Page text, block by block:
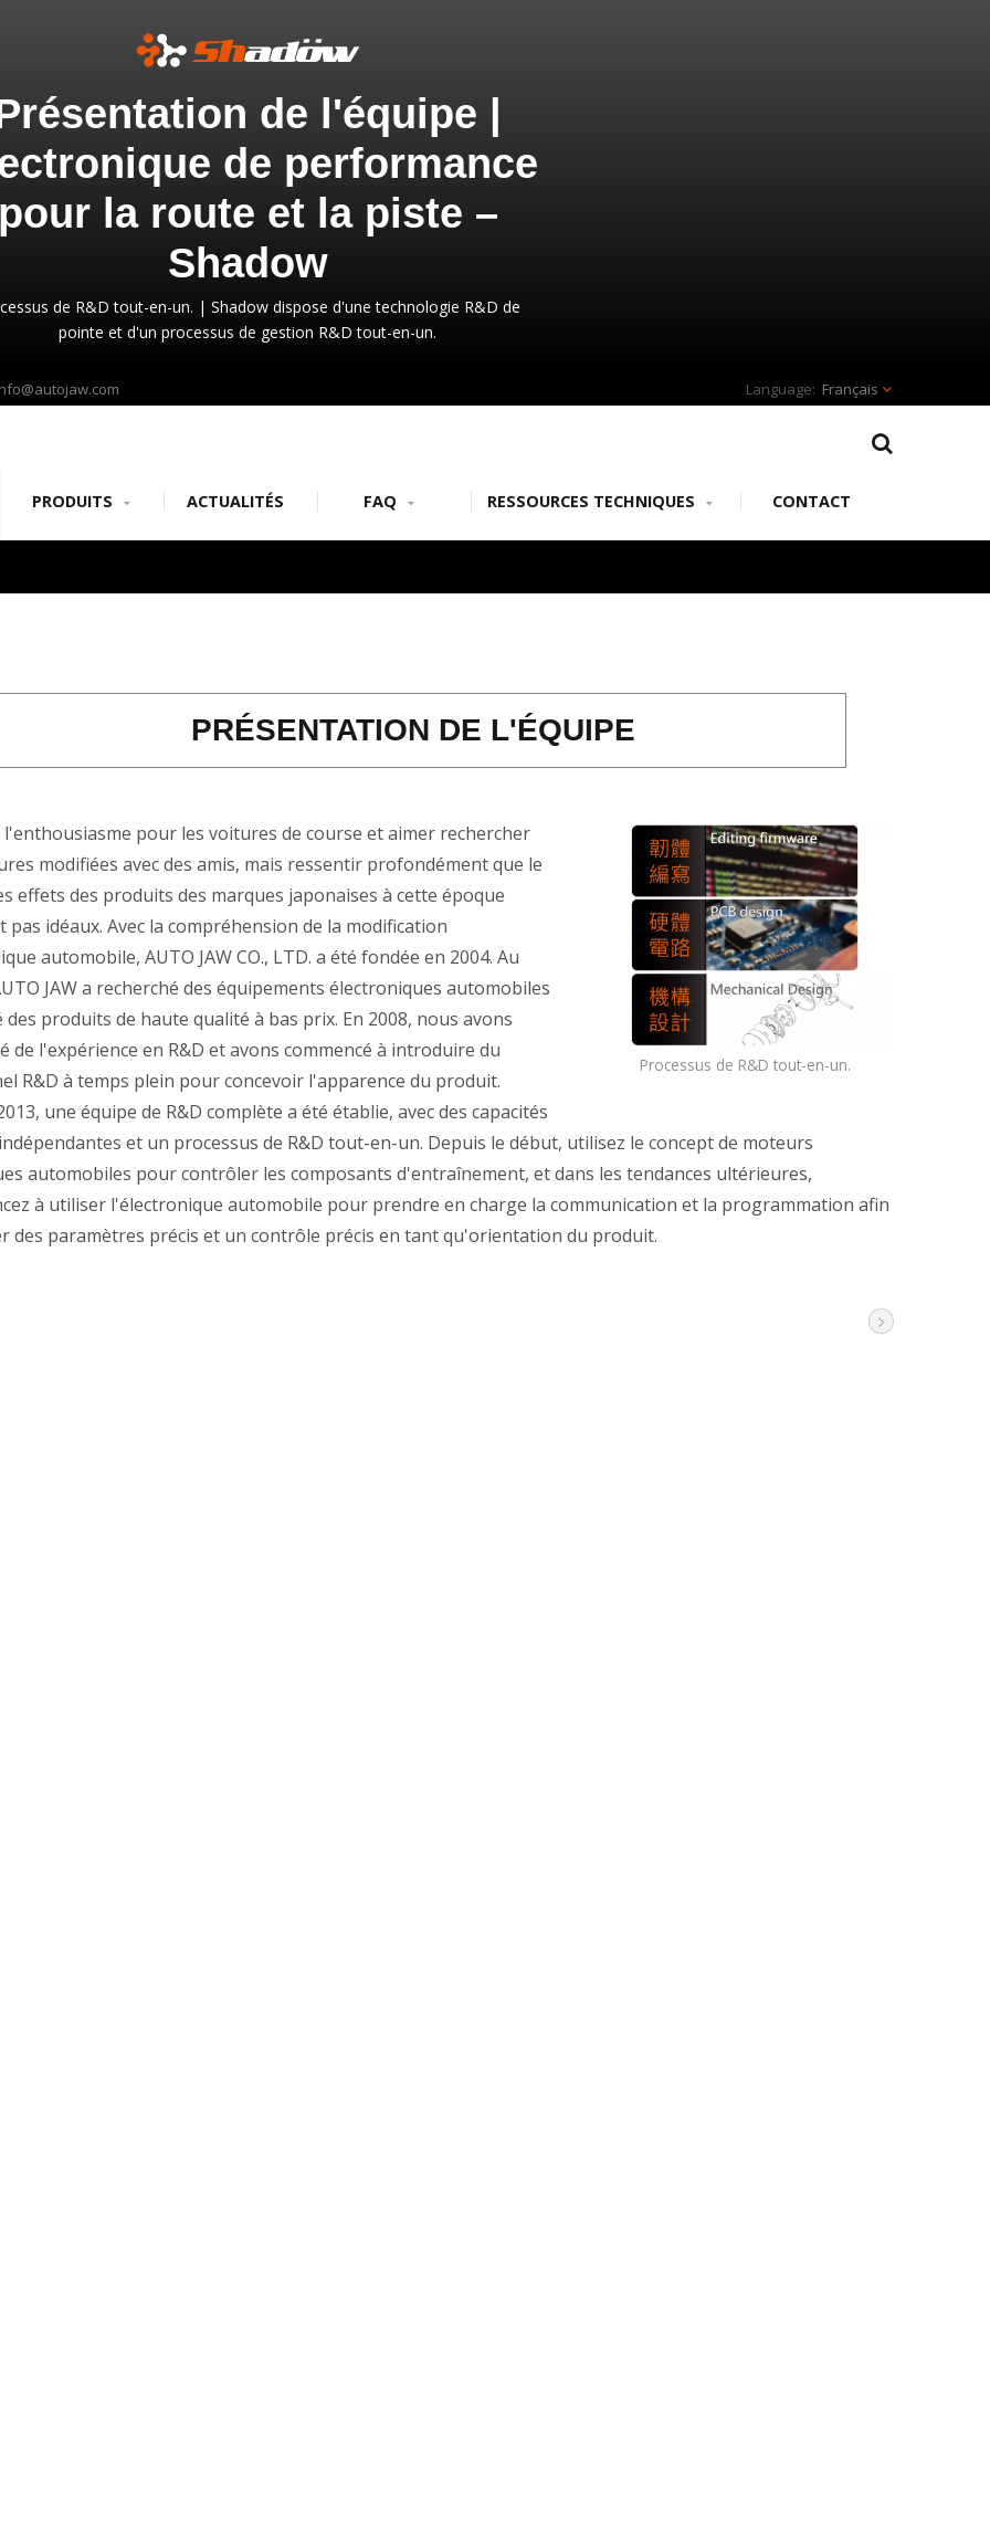
de l'équipe |
de performance
la route et la piste –
Shadow
de R&D tout-en-un. | Shadow dispose d'une technologie R&D de
pointe et d'un processus de gestion R&D tout-en-un.
Français
PRODUITS ACTUALITÉS FAQ RESSOURCES TECHNIQUES CONTACT
PRÉSENTATION DE L'ÉQUIPE
Processus de R&D tout-en-un.
l'enthousiasme pour les voitures de course et aimer rechercher
modifiées avec des amis, mais ressentir profondément que le
effets des produits des marques japonaises à cette époque
pas idéaux. Avec la compréhension de la modification
automobile, AUTO JAW CO., LTD. a été fondée en 2004. Au
JAW a recherché des équipements électroniques automobiles
des produits de haute qualité à bas prix. En 2008, nous avons
de l'expérience en R&D et avons commencé à introduire du
R&D à temps plein pour concevoir l'apparence du produit.
une équipe de R&D complète a été établie, avec des capacités
et un processus de R&D tout-en-un. Depuis le début, utilisez le concept de moteurs
automobiles pour contrôler les composants d'entraînement, et dans les tendances ultérieures,
à utiliser l'électronique automobile pour prendre en charge la communication et la programmation afin
des paramètres précis et un contrôle précis en tant qu'orientation du produit.